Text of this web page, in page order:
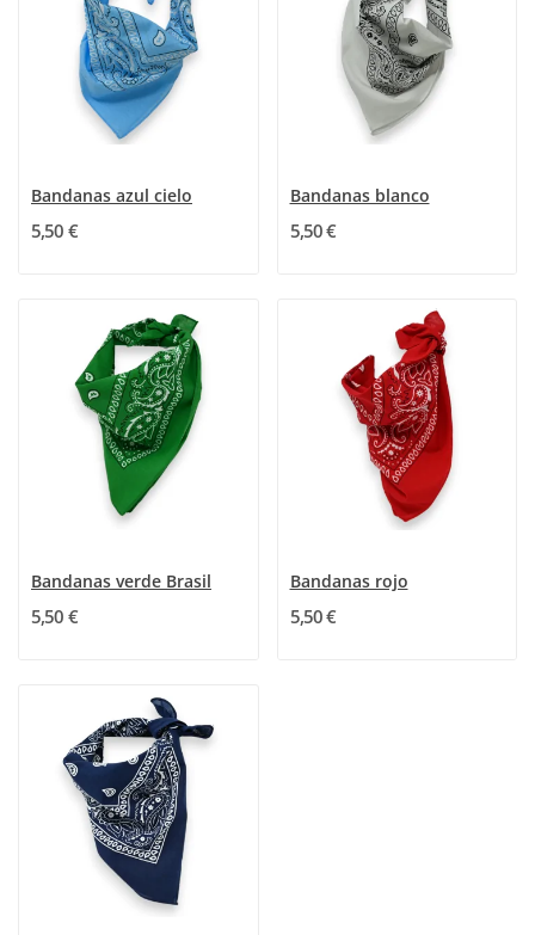
Bandanas azul cielo
5,50 €
Bandanas blanco
5,50 €
Bandanas verde Brasil
5,50 €
Bandanas rojo
5,50 €